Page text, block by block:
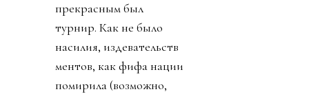
прекрасным был
турнир. Как не было
насилия, издевательств
ментов, как фифа нации
помирила (возможно,